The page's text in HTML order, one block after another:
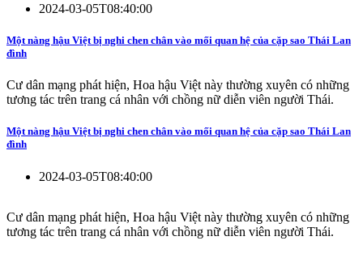
2024-03-05T08:40:00
Một nàng hậu Việt bị nghi chen chân vào mối quan hệ của cặp sao Thái Lan
đình
Cư dân mạng phát hiện, Hoa hậu Việt này thường xuyên có những
tương tác trên trang cá nhân với chồng nữ diễn viên người Thái.
Một nàng hậu Việt bị nghi chen chân vào mối quan hệ của cặp sao Thái Lan
đình
2024-03-05T08:40:00
Cư dân mạng phát hiện, Hoa hậu Việt này thường xuyên có những
tương tác trên trang cá nhân với chồng nữ diễn viên người Thái.